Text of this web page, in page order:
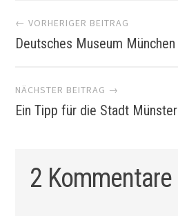
Artikel-
Navigation
← VORHERIGER BEITRAG
Deutsches Museum München
NÄCHSTER BEITRAG →
Ein Tipp für die Stadt Münster
2 Kommentare